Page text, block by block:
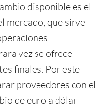
disponible es el
mercado, que sirve
vez se ofrece
finales. Por este
proveedores con el
de euro a dólar